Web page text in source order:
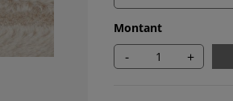
Montant
- +